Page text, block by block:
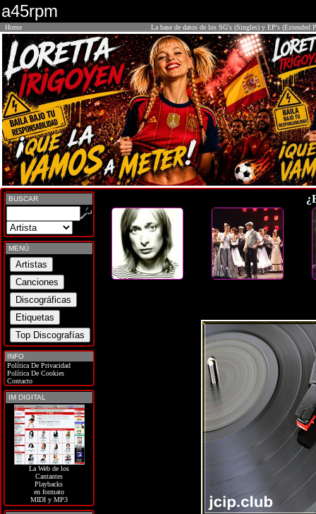
a45rpm
Home La base de datos de los SG's (Singles) y EP's (Extended
BUSCAR
MENÚ
INFO
Política De Privacidad
Política De Cookies
Contacto
IM DIGITAL
La Web de los
Cantantes
Playbacks
en formato
MIDI y MP3